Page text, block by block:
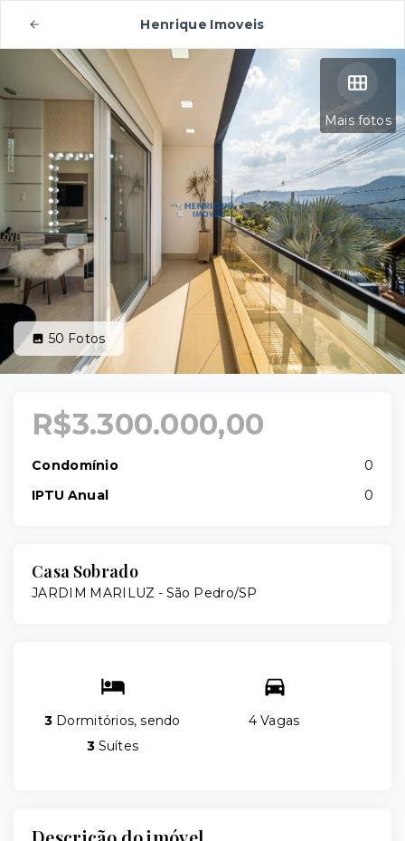
Henrique Imoveis
Mais fotos
50 Fotos
R$3.300.000,00
Condomínio
0
IPTU Anual
0
Casa Sobrado
JARDIM MARILUZ - São Pedro/SP
3 Dormitórios, sendo
3Suítes
4 Vagas